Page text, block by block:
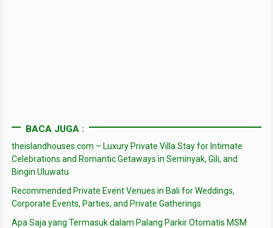
BACA JUGA :
theislandhouses.com – Luxury Private Villa Stay for Intimate
Celebrations and Romantic Getaways in Seminyak, Gili, and
Bingin Uluwatu
Recommended Private Event Venues in Bali for Weddings,
Corporate Events, Parties, and Private Gatherings
Apa Saja yang Termasuk dalam Palang Parkir Otomatis MSM